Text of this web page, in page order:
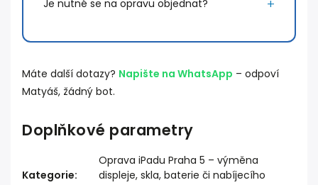
Je nutné se na opravu objednat?
Máte další dotazy? Napište na WhatsApp – odpoví
Matyáš, žádný bot.
Doplňkové parametry
Kategorie:
Oprava iPadu Praha 5 – výměna
displeje, skla, baterie či nabíjecího